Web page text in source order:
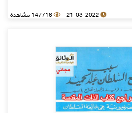
21-03-2022 147716 مشاهدة